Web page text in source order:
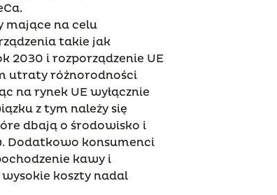
mające na celu
takie jak
2030 i rozporządzenie UE
utraty różnorodności
na rynek UE wyłącznie
z tym należy się
dbają o środowisko i
Dodatkowo konsumenci
kawy i
koszty nadal